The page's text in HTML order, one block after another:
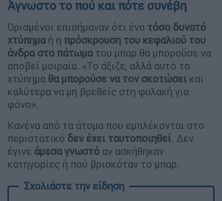
Άγνωστο το πού και πότε συνέβη
Ορισμένοι επισήμαναν ότι ένα τόσο δυνατό
χτύπημαή η πρόσκρουση του κεφαλιού του
άνδρα στο πάτωματου μπαρ θα μπορούσε να
αποβεί μοιραία. «Το άξιζε, αλλά αυτό το
χτύπημα θα μπορούσε να τον σκοτώσει και
καλύτερα να μη βρεθείς στη φυλακή για
φόνο».
Κανένα από τα άτομα που εμπλέκονται στο
περιστατικό δεν έχει ταυτοποιηθεί. Δεν
έγινε άμεσα γνωστό αν ασκήθηκαν
κατηγορίες ή πού βρισκόταν το μπαρ.